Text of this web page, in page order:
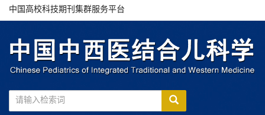
中国高校科技期刊集群服务平台